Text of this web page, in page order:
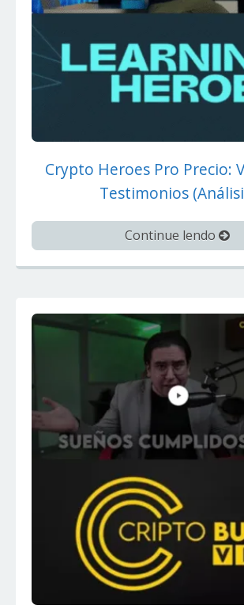
Crypto Heroes Pro Precio:
Testimonios
Continue lendo